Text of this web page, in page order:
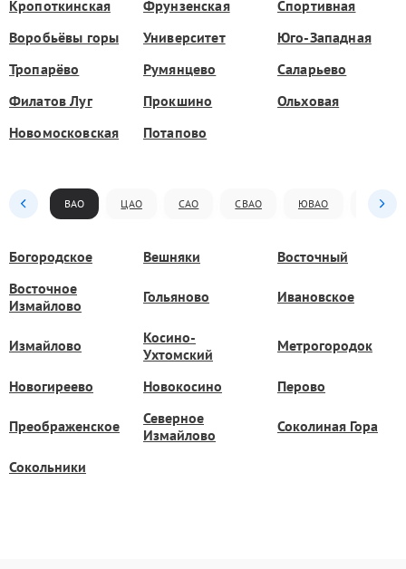
Кропоткинская Фрунзенская
Спортивная
Воробьёвы горы
Университет
Юго-Западная
Тропарёво
Румянцево
Саларьево
Филатов Луг
Прокшино
Ольховая
Новомосковская
Потапово
ВАО ЦАО САО СВАО ЮВАО ЮАО
Богородское Вешняки
Восточный
Восточное
Измайлово
Гольяново Ивановское
Измайлово
Косино-
Ухтомский
Метрогородок
Новогиреево Новокосино Перово
Преображенское
Северное
Измайлово
Соколиная Гора
Сокольники